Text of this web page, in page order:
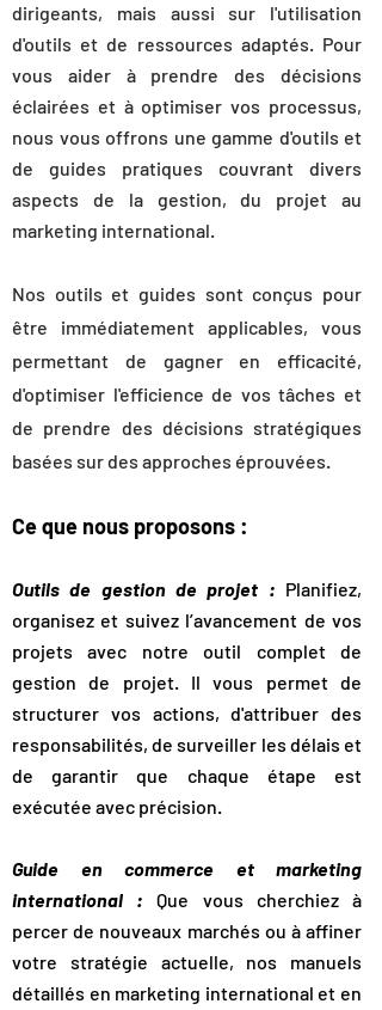
dirigeants, mais aussi sur l'utilisation
d'outils et de ressources adaptés. Pour
vous aider à prendre des décisions
éclairées et à optimiser vos processus,
nous vous offrons une gamme d'outils et
de guides pratiques couvrant divers
aspects de la gestion, du projet au
marketing international.
Nos outils et guides sont conçus pour
être immédiatement applicables, vous
permettant de gagner en efficacité,
d'optimiser l'efficience de vos tâches et
de prendre des décisions stratégiques
basées sur des approches éprouvées.
​Ce que nous proposons :
Outils de gestion de projet : Planifiez,
organisez et suivez l’avancement de vos
projets avec notre outil complet de
gestion de projet. Il vous permet de
structurer vos actions, d'attribuer des
responsabilités, de surveiller les délais et
de garantir que chaque étape est
exécutée avec précision.
Guide en commerce et marketing
international :Que vous cherchiez à
percer de nouveaux marchés ou à affiner
votre stratégie actuelle, nos manuels
détaillés en marketing international et en